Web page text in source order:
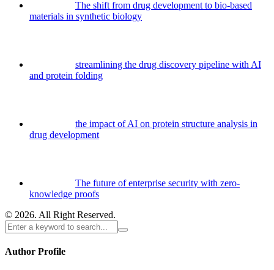
The shift from drug development to bio-based
materials in synthetic biology
streamlining the drug discovery pipeline with AI
and protein folding
the impact of AI on protein structure analysis in
drug development
The future of enterprise security with zero-
knowledge proofs
© 2026. All Right Reserved.
Author Profile